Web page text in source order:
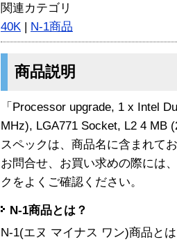
関連カテゴリ
40K | N-1商品
商品説明
「Processor upgrade, 1 x Intel
MHz), LGA771 Socket, L2 4 MB
スペックは、商品名に含まれて
お問合せ、お買い求めの際には
クをよくご確認ください。
N-1商品とは？
N-1(エヌ マイナス ワン)商品と